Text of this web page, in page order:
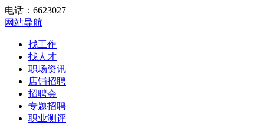
电话：6623027
网站导航
找工作
找人才
职场资讯
店铺招聘
招聘会
专题招聘
职业测评